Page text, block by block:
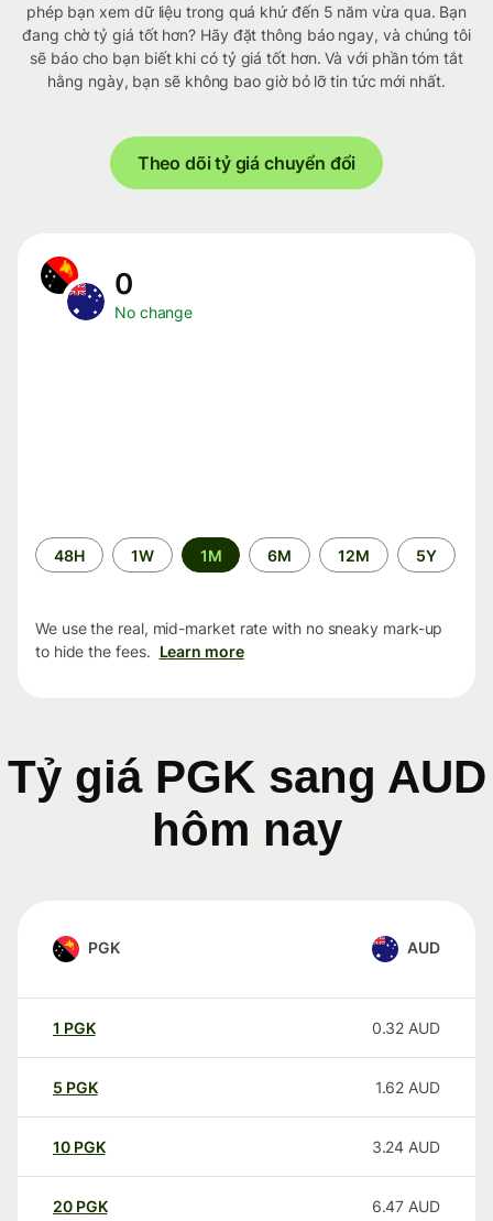
phép bạn xem dữ liệu trong quá khứ đến 5 năm vừa qua. Bạn
đang chờ tỷ giá tốt hơn? Hãy đặt thông báo ngay, và chúng tôi
sẽ báo cho bạn biết khi có tỷ giá tốt hơn. Và với phần tóm tắt
hằng ngày, bạn sẽ không bao giờ bỏ lỡ tin tức mới nhất.
Theo dõi tỷ giá chuyển đổi
0
No change
Time
period
48H 1W 1M 6M 12M 5Y
We use the real, mid-market rate with no sneaky mark-up
to hide the fees. Learn more
Tỷ giá PGK sang AUD
hôm nay
PGK AUD
1 PGK 0.32 AUD
5 PGK 1.62 AUD
10 PGK 3.24 AUD
20 PGK 6.47 AUD